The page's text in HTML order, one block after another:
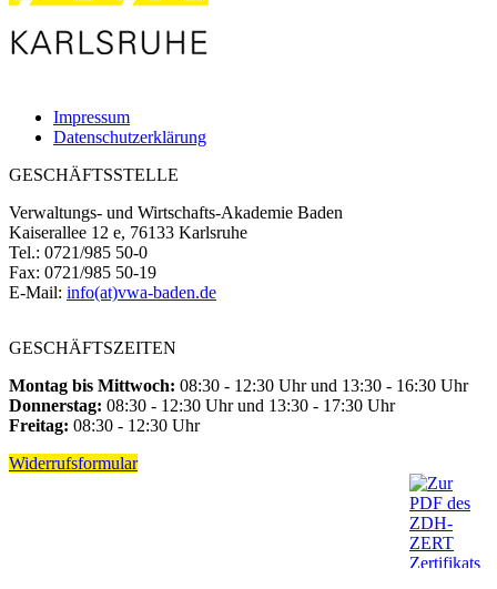
Impressum
Datenschutzerklärung
GESCHÄFTSSTELLE
Verwaltungs- und Wirtschafts-Akademie Baden
Kaiserallee 12 e, 76133 Karlsruhe
Tel.: 0721/985 50-0
Fax: 0721/985 50-19
E-Mail: info(at)vwa-baden.de
GESCHÄFTSZEITEN
Montag bis Mittwoch: 08:30 - 12:30 Uhr und 13:30 - 16:30 Uhr
Donnerstag: 08:30 - 12:30 Uhr und 13:30 - 17:30 Uhr
Freitag: 08:30 - 12:30 Uhr
Widerrufsformular